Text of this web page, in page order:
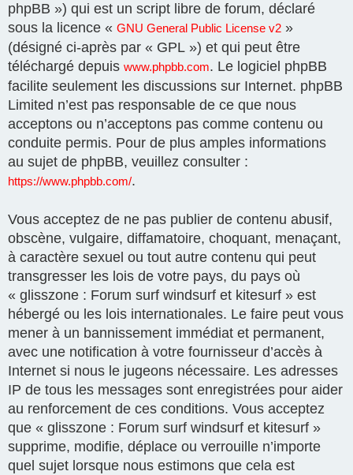
phpBB ») qui est un script libre de forum, déclaré
sous la licence « GNU General Public License v2 »
(désigné ci-après par « GPL ») et qui peut être
téléchargé depuis www.phpbb.com. Le logiciel phpBB
facilite seulement les discussions sur Internet. phpBB
Limited n’est pas responsable de ce que nous
acceptons ou n’acceptons pas comme contenu ou
conduite permis. Pour de plus amples informations
au sujet de phpBB, veuillez consulter :
https://www.phpbb.com/.
Vous acceptez de ne pas publier de contenu abusif,
obscène, vulgaire, diffamatoire, choquant, menaçant,
à caractère sexuel ou tout autre contenu qui peut
transgresser les lois de votre pays, du pays où
« glisszone : Forum surf windsurf et kitesurf » est
hébergé ou les lois internationales. Le faire peut vous
mener à un bannissement immédiat et permanent,
avec une notification à votre fournisseur d’accès à
Internet si nous le jugeons nécessaire. Les adresses
IP de tous les messages sont enregistrées pour aider
au renforcement de ces conditions. Vous acceptez
que « glisszone : Forum surf windsurf et kitesurf »
supprime, modifie, déplace ou verrouille n’importe
quel sujet lorsque nous estimons que cela est